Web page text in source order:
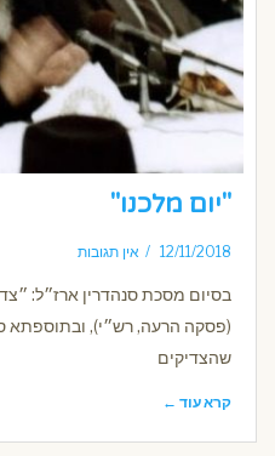
"יום מלכנו"
12/11/2018 אין תגובות
בסיום מסכת סנהדרין ארז״ל:
(פסקה הרעה, רש״י), ובתוספתא
שהצדיקים
קרא עוד ←